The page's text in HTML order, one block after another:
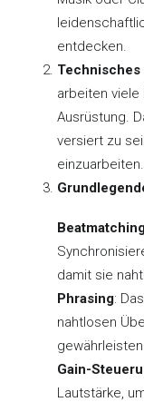
entdecken.
arbeiten
Ausrüstung.
versiert zu
einzuarbeiten.
damit sie
Phrasing:
nahtlosen
Gain-
Lautstärke,